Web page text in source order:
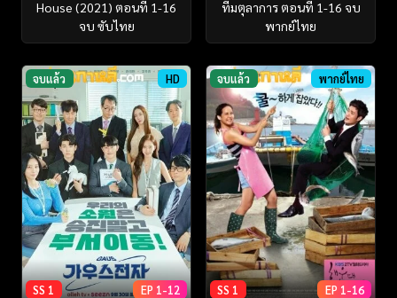
House (2021) ตอนที่ 1-16
จบ ซับไทย
ทีมตุลาการ ตอนที่ 1-16 จบ
พากย์ไทย
จบแล้ว HD
SS 1 EP 1-12
จบแล้ว พากย์ไทย
SS 1 EP 1-16